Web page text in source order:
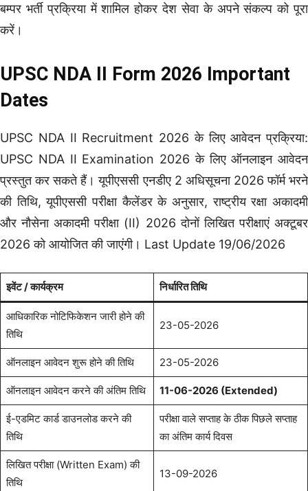
बम्पर भर्ती प्रक्रिया में शामिल होकर देश सेवा के अपने संकल्प को पूरा
करें।
UPSC NDA II Form 2026 Important
Dates
UPSC NDA II Recruitment 2026 के लिए आवेदन प्रक्रिया:
UPSC NDA II Examination 2026 के लिए ऑनलाइन आवेदन
प्रस्तुत कर सकते हैं। यूपीएससी एनडीए 2 अधिसूचना 2026 फॉर्म भरने
की तिथि, यूपीएससी परीक्षा कैलेंडर के अनुसार, राष्ट्रीय रक्षा अकादमी
और नौसेना अकादमी परीक्षा (II) 2026 दोनों लिखित परीक्षाएं अक्टूबर
2026 को आयोजित की जाएंगी। Last Update 19/06/2026
इवेंट / कार्यक्रम निर्धारित तिथि
आधिकारिक नोटिफिकेशन जारी होने की
तिथि
23-05-2026
ऑनलाइन आवेदन शुरू होने की तिथि 23-05-2026
ऑनलाइन आवेदन करने की अंतिम तिथि 11-06-2026 (Extended)
ई-एडमिट कार्ड डाउनलोड करने की
तिथि
परीक्षा वाले सप्ताह के ठीक पिछले सप्ताह
का अंतिम कार्य दिवस
लिखित परीक्षा (Written Exam) की
तिथि
13-09-2026